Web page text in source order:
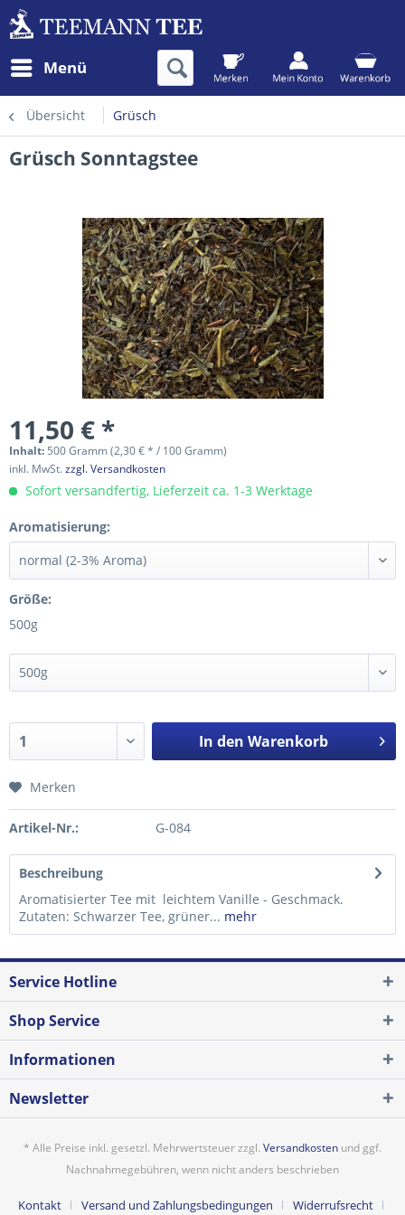
Menü
Übersicht Grüsch
Grüsch Sonntagstee
11,50 € *
Inhalt: 500 Gramm (2,30 € * / 100 Gramm)
inkl. MwSt.zzgl. Versandkosten
Sofort versandfertig, Lieferzeit ca. 1-3 Werktage
Aromatisierung:
Größe:
500g
In den Warenkorb
Merken
Artikel-Nr.: G-084
Beschreibung
Aromatisierter Tee mit leichtem Vanille - Geschmack.
Zutaten: Schwarzer Tee, grüner... mehr
Service Hotline
Shop Service
Informationen
Newsletter
* Alle Preise inkl. gesetzl. Mehrwertsteuer zzgl. Versandkosten und ggf.
Nachnahmegebühren, wenn nicht anders beschrieben
Kontakt Versand und Zahlungsbedingungen Widerrufsrecht